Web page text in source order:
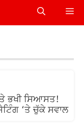
ਭਖੀ ਸਿਆਸਤ!
‘ਤੇ ਚੁੱਕੇ ਸਵਾਲ